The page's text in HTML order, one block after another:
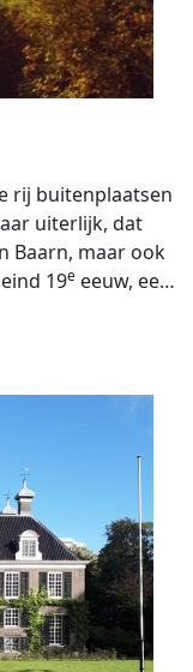
rij buitenplaatsen
uiterlijk, dat
Baarn, maar ook
19e eeuw, een
in 1895 door
rijke
de buitenplaats
deze na zijn
in
liet ook het
zij vol zette
en volières.
op haar
dames.
is het huis